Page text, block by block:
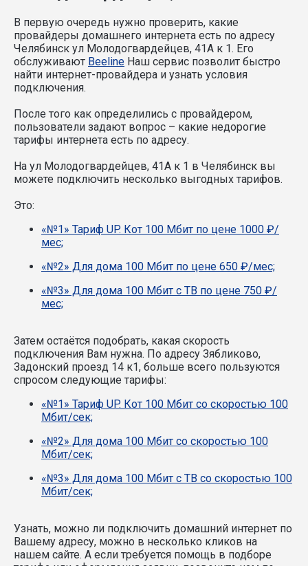
В первую очередь нужно проверить, какие
провайдеры домашнего интернета есть по адресу
Челябинск ул Молодогвардейцев, 41А к 1. Его
обслуживают Beeline Наш сервис позволит быстро
найти интернет-провайдера и узнать условия
подключения.
После того как определились с провайдером,
пользователи задают вопрос – какие недорогие
тарифы интернета есть по адресу.
На ул Молодогвардейцев, 41А к 1 в Челябинск вы
можете подключить несколько выгодных тарифов.
Это:
«№1» Тариф UP. Кот 100 Мбит по цене 1000 ₽/
мес;
«№2» Для дома 100 Мбит по цене 650 ₽/мес;
«№3» Для дома 100 Мбит с ТВ по цене 750 ₽/
мес;
Затем остаётся подобрать, какая скорость
подключения Вам нужна. По адресу Зябликово,
Задонский проезд 14 к1, больше всего пользуются
спросом следующие тарифы:
«№1» Тариф UP. Кот 100 Мбит со скоростью 100
Мбит/сек;
«№2» Для дома 100 Мбит со скоростью 100
Мбит/сек;
«№3» Для дома 100 Мбит с ТВ со скоростью 100
Мбит/сек;
Узнать, можно ли подключить домашний интернет по
Вашему адресу, можно в несколько кликов на
нашем сайте. А если требуется помощь в подборе